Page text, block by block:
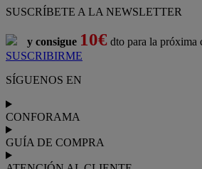
SUSCRÍBETE A LA NEWSLETTER
y consigue 10€ dto para la próxima
SUSCRIBIRME
SÍGUENOS EN
CONFORAMA
GUÍA DE COMPRA